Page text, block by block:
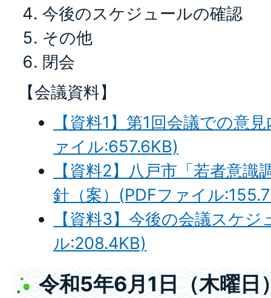
今後のスケジュールの確認
その他
閉会
【会議資料】
【資料1】第1回会議での意
ァイル:657.6KB)
【資料2】八戸市「若者意
針（案）(PDFファイル
【資料3】今後の会議スケ
ル:208.4KB)
令和5年6月1日（木曜日